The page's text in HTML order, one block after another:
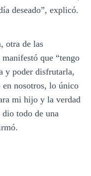
deseado”, explicó.
otra de las
que “tengo
y poder disfrutarla,
en nosotros, lo único
mi hijo y la verdad
todo de una